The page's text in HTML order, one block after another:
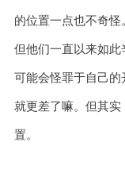
的位置一点也不奇怪。
但他们一直以来如
可能会怪罪于自己
就更差了嘛。但其
置。